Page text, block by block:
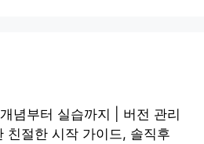
념부터 실습까지 | 버전 관리
친절한 시작 가이드, 솔직후